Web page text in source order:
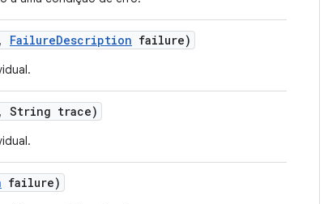
, FailureDescription failure)
, String trace)
failure)